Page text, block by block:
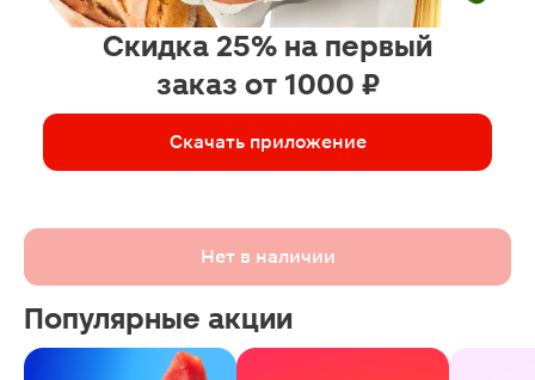
Скидка 25% на первый
заказ от 1000 ₽
Скачать приложение
Нет в наличии
Популярные акции